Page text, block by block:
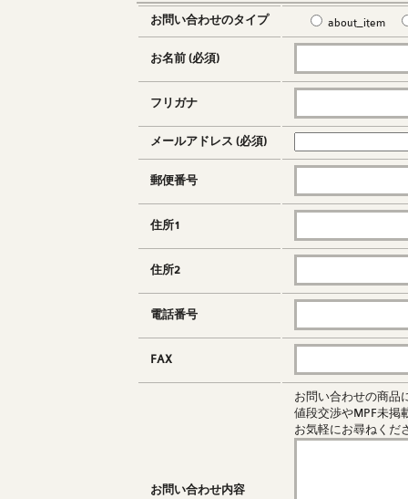
お問い合わせのタイプ about_item
お名前 (必須)
フリガナ
メールアドレス (必須)
郵便番号
住所1
住所2
電話番号
FAX
お問い合わせ内容
お問い合わせの商品
値段交渉やMPF未掲
お気軽にお尋ねくだ